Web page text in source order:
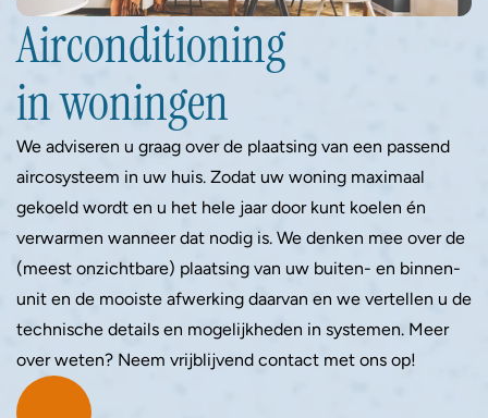
Airconditioning
in woningen
We adviseren u graag over de plaatsing van een passend
aircosysteem in uw huis. Zodat uw woning maximaal
gekoeld wordt en u het hele jaar door kunt koelen én
verwarmen wanneer dat nodig is. We denken mee over de
(meest onzichtbare) plaatsing van uw buiten- en binnen-
unit en de mooiste afwerking daarvan en we vertellen u de
technische details en mogelijkheden in systemen. Meer
over weten? Neem vrijblijvend contact met ons op!